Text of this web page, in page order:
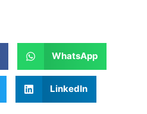
WhatsApp
LinkedIn